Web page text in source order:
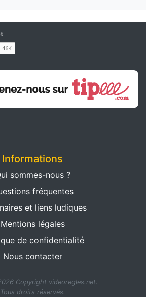
Informations
sommes-nous ?
fréquentes
et liens ludiques
Mentions légales
de confidentialité
Nous contacter
Copyright videoregles.net.
Tous droits réservés.